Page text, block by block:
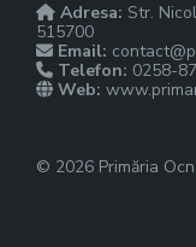
Adresa: Str.
515700
Email:
Telefon: 0258-
Web:
© 2026 Primăria